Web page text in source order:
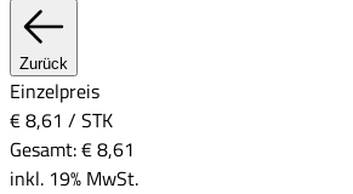
Zurück
Einzelpreis
€ 8,61 / STK
Gesamt:€ 8,61
inkl. 19% MwSt.